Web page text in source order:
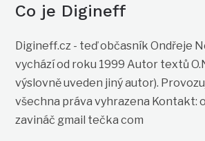
Co je Digineff
Digineff.cz - teď občasník Ondřeje
vychází od roku 1999 Autor textů
výslovně uveden jiný autor).
všechna práva vyhrazena Kontakt:
zavináč gmail tečka com